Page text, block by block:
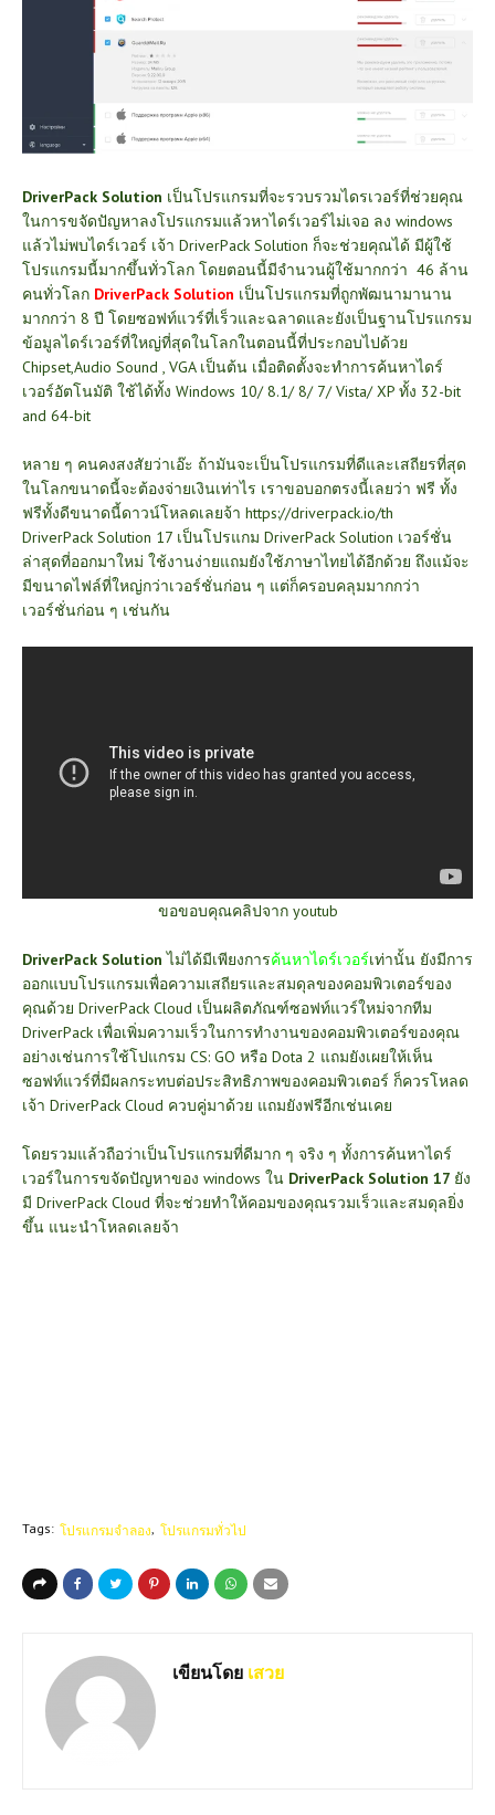
DriverPack Solution เป็นโปรแกรมที่จะรวบรวมไดรเวอร์ที่ช่วยคุณ
ในการขจัดปัญหาลงโปรแกรมแล้วหาไดร์เวอร์ไม่เจอ ลง windows
แล้วไม่พบไดร์เวอร์ เจ้า DriverPack Solution ก็จะช่วยคุณได้ มีผู้ใช้
โปรแกรมนี้มากขึ้นทั่วโลก โดยตอนนี้มีจำนวนผู้ใช้มากกว่า 46 ล้าน
คนทั่วโลก DriverPack Solution เป็นโปรแกรมที่ถูกพัฒนามานาน
มากกว่า 8 ปี โดยซอฟท์แวร์ที่เร็วและฉลาดและยังเป็นฐานโปรแกรม
ข้อมูลไดร์เวอร์ที่ใหญ่ที่สุดในโลกในตอนนี้ที่ประกอบไปด้วย
Chipset,Audio Sound , VGA เป็นต้น เมื่อติดตั้งจะทำการค้นหาไดร์
เวอร์อัตโนมัติ ใช้ได้ทั้ง Windows 10/ 8.1/ 8/ 7/ Vista/ XP ทั้ง 32-bit
and 64-bit
หลาย ๆ คนคงสงสัยว่าเอ๊ะ ถ้ามันจะเป็นโปรแกรมที่ดีและเสถียรที่สุด
ในโลกขนาดนี้จะต้องจ่ายเงินเท่าไร เราขอบอกตรงนี้เลยว่า ฟรี ทั้ง
ฟรีทั้งดีขนาดนี้ดาวน์โหลดเลยจ้า https://driverpack.io/th
DriverPack Solution 17 เป็นโปรแกม DriverPack Solution เวอร์ชั่น
ล่าสุดที่ออกมาใหม่ ใช้งานง่ายแถมยังใช้ภาษาไทยได้อีกด้วย ถึงแม้จะ
มีขนาดไฟล์ที่ใหญ่กว่าเวอร์ชั่นก่อน ๆ แต่ก็ครอบคลุมมากกว่า
เวอร์ชั่นก่อน ๆ เช่นกัน
ขอขอบคุณคลิปจาก youtub
DriverPack Solutionไม่ได้มีเพียงการค้นหาไดร์เวอร์เท่านั้น ยังมีการ
ออกแบบโปรแกรมเพื่อความเสถียรและสมดุลของคอมพิวเตอร์ของ
คุณด้วย DriverPack Cloud เป็นผลิตภัณฑ์ซอฟท์แวร์ใหม่จากทีม
DriverPack เพื่อเพิ่มความเร็วในการทำงานของคอมพิวเตอร์ของคุณ
อย่างเช่นการใช้โปแกรม CS: GO หรือ Dota 2 แถมยังเผยให้เห็น
ซอฟท์แวร์ที่มีผลกระทบต่อประสิทธิภาพของคอมพิวเตอร์ ก็ควรโหลด
เจ้า DriverPack Cloud ควบคู่มาด้วย แถมยังฟรีอีกเช่นเคย
โดยรวมแล้วถือว่าเป็นโปรแกรมที่ดีมาก ๆ จริง ๆ ทั้งการค้นหาไดร์
เวอร์ในการขจัดปัญหาของ windows ใน DriverPack Solution 17 ยัง
มี DriverPack Cloud ที่จะช่วยทำให้คอมของคุณรวมเร็วและสมดุลยิ่ง
ขึ้น แนะนำโหลดเลยจ้า
Tags: โปรแกรมจำลอง โปรแกรมทั่วไป
เขียนโดย เสวย